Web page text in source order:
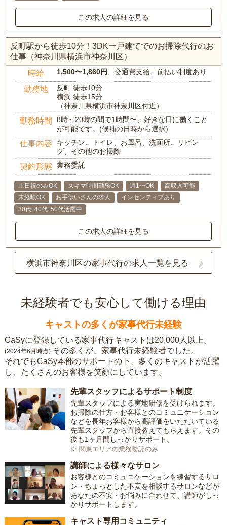
この求人の詳細を見る
反町駅から徒歩10分！3DK一戸建てでのお掃除代行のお
仕事（神奈川県横浜市神奈川区）
時給 1,500〜1,860円 、交通費支給、前払い制度あり
勤務地
反町 徒歩10分
横浜 徒歩15分
（神奈川県横浜市神奈川区付近）
勤務時間
8時～20時の間で1時間〜、好きな日に働くこと
が可能です。(候補の日時から選択)
仕事内容
キッチン、トイレ、お風呂、洗面所、リビン
グ、その他のお掃除
契約形態 業務委託
土日祝のみOK スキマ時間勤務OK 週1〜OK
高収入可能
未経験OK
お手伝いさんの求人
インセンティブあり
30代･40代･50代活躍中
この求人の詳細を見る
横浜市神奈川区の家事代行の求人一覧を見る
未経験者でも安心して働ける理由
キャストの多くが家事代行未経験
CaSyに登録している家事代行キャストは20,000人以上。
(2024年6月時点) その多くが、家事代行未経験者でした。
それでもCaSy本部のサポートの下、多くのキャストが活躍
し、たくさんのお客様を笑顔にしています。
先輩スタッフによるサポート制度
先輩スタッフによる実地研修を受けられます。
お掃除の仕方・お客様とのコミュニケーション
などを長年お客様から高評価をいただいている
先輩スタッフから直接教えてもらえます。その
後も1ヶ月間しっかりサポート。
※ 関東エリアの業務委託のみ
講師による様々なサロン
お客様とのコミュニケーションを練習するサロ
ン・ちょっとした不安を相談するサロンなどが
あなたの不安・お悩みに合わせて、講師がしっ
かりサポートします。
キャスト専用コミュニティ